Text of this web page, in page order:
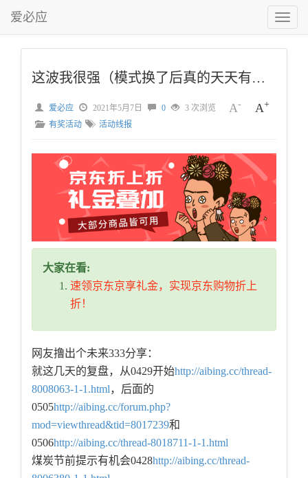
切
换
菜
爱必应
这波我很强（模式换了后真的天天有大涨）
A- A+
爱必应 2021年5月7日 0
3 次浏览
有奖活动
活动线报
大家在看:
速领京东京享礼金，实现京东购物折上
折！
网友撸出个未来333分享：
就这几天的复盘，从0429开始http://aibing.cc/thread-
8008063-1-1.html，后面的
0505http://aibing.cc/forum.php?
mod=viewthread&tid=8017239和
0506http://aibing.cc/thread-8018711-1-1.html
煤炭节前提示有机会0428http://aibing.cc/thread-